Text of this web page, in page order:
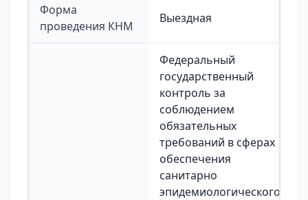
Форма
проведения КНМ
Выездная
Федеральный
государственный
контроль за
соблюдением
обязательных
требований в сферах
обеспечения
санитарно
эпидемиологического